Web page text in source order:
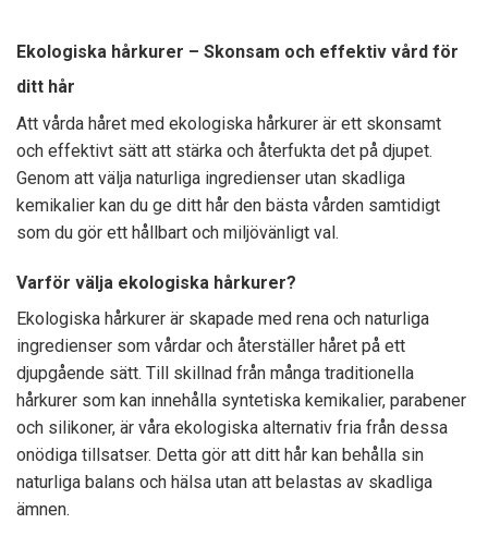
Ekologiska hårkurer – Skonsam och effektiv vård för
ditt hår
Att vårda håret med ekologiska hårkurer är ett skonsamt
och effektivt sätt att stärka och återfukta det på djupet.
Genom att välja naturliga ingredienser utan skadliga
kemikalier kan du ge ditt hår den bästa vården samtidigt
som du gör ett hållbart och miljövänligt val.
Varför välja ekologiska hårkurer?
Ekologiska hårkurer är skapade med rena och naturliga
ingredienser som vårdar och återställer håret på ett
djupgående sätt. Till skillnad från många traditionella
hårkurer som kan innehålla syntetiska kemikalier, parabener
och silikoner, är våra ekologiska alternativ fria från dessa
onödiga tillsatser. Detta gör att ditt hår kan behålla sin
naturliga balans och hälsa utan att belastas av skadliga
ämnen.